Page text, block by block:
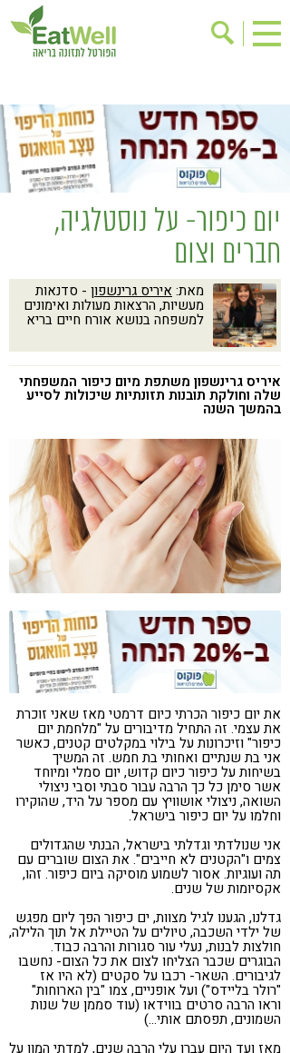
בישול בריא
אינדקס עסקים
ריפוי ומניעת מחלות
בריאות האישה
מתכוני בריאות
אירועים
שינוי תזונתי
גישות בתזונה
ניקוי רעלים
מזונות על
ילדים
תזונה וספורט
רגישות לגלוטן
טעים להכיר
יום כיפור- על נוסטלגיה,
חברים וצום
מאת: איריס גרינשפון - סדנאות
מעשיות, הרצאות מעולות ואימונים
למשפחה בנושא אורח חיים בריא
איריס גרינשפון משתפת מיום כיפור המשפחתי
שלה וחולקת תובנות תזונתיות שיכולות לסייע
בהמשך השנה
את יום כיפור הכרתי כיום דרמטי מאז שאני זוכרת
את עצמי. זה התחיל מדיבורים על "מלחמת יום
כיפור" וזיכרונות על בילוי במקלטים קטנים, כאשר
אני בת שנתיים ואחותי בת חמש. זה המשיך
בשיחות על כיפור כיום קדוש, יום סמלי ומיוחד
אשר סימן כל כך הרבה עבור סבתי וסבי ניצולי
השואה, ניצולי אושוויץ עם מספר על היד, שהוקירו
וחלמו על יום כיפור בישראל.
אני שנולדתי וגדלתי בישראל, הבנתי שהגדולים
צמים ו"הקטנים לא חייבים". את הצום שוברים עם
תה ועוגיות. אסור לשמוע מוסיקה ביום כיפור. זהו,
אקסיומות של שנים.
גדלנו, הגענו לגיל מצוות, ים כיפור הפך ליום מפגש
של ילדי השכבה, טיולים על הטיילת אל תוך הלילה,
חולצות לבנות, נעלי עור סגורות והרבה כבוד.
הבוגרים שכבר הצליחו לצום את כל הצום- נחשבו
לגיבורים. השאר- רכבו על סקטים (לא היו אז
"רולר בליידס") ועל אופניים, צמו "בין הארוחות"
וראו הרבה סרטים בווידאו (עוד סממן של שנות
השמונים, תפסתם אותי…)
מאז ועד היום עברו עלי הרבה שנים, למדתי המון על